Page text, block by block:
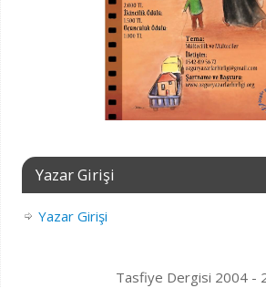
Yazar Girişi
Yazar Girişi
Tasfiye Dergisi 2004 -